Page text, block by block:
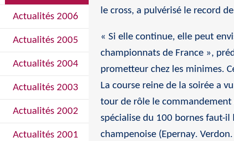
le cross, a pulvérisé le record
« Si elle continue, elle peut
championnats de France »,
prometteur chez les minimes.
La course reine de la soirée a
tour de rôle le commandement
spécialise du 100 bornes faut-
champenoise (Epernay.
Actualités 2006
Actualités 2005
Actualités 2004
Actualités 2003
Actualités 2002
Actualités 2001